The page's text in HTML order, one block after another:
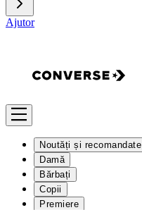
Ajutor
Noutăți și recomandate
Damă
Bărbați
Copii
Premiere